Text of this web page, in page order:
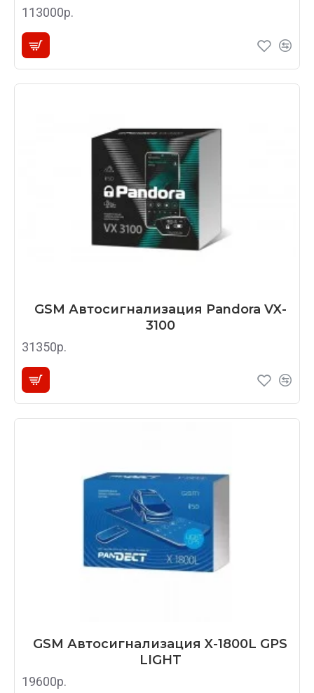
113000р.
GSM Автосигнализация Pandora VX-
3100
31350р.
GSM Автосигнализация X-1800L GPS
LIGHT
19600р.